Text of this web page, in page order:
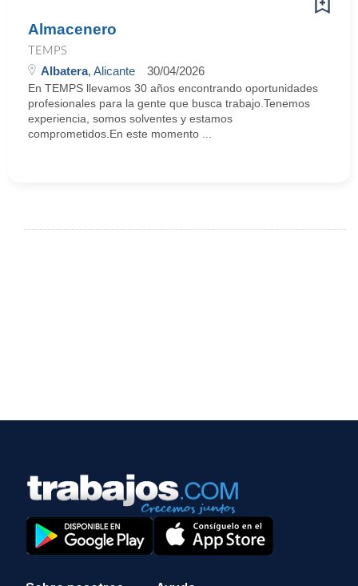
Almacenero
TEMPS
Albatera, Alicante 30/04/2026
En TEMPS llevamos 30 años encontrando oportunidades
profesionales para la gente que busca trabajo.Tenemos
experiencia, somos solventes y estamos
comprometidos.En este momento ...